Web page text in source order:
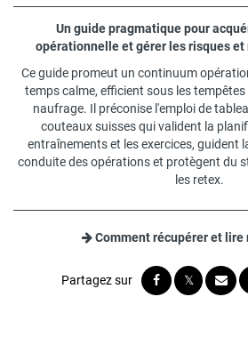
Un guide pragmatique pour
opérationnelle et gérer les risques
Ce guide promeut un continuum
temps calme, efficient sous les
naufrage. Il préconise l'emploi de
couteaux suisses qui valident la
entraînements et les exercices, guident
conduite des opérations et protègent du
les retex.
Comment récupérer et lire